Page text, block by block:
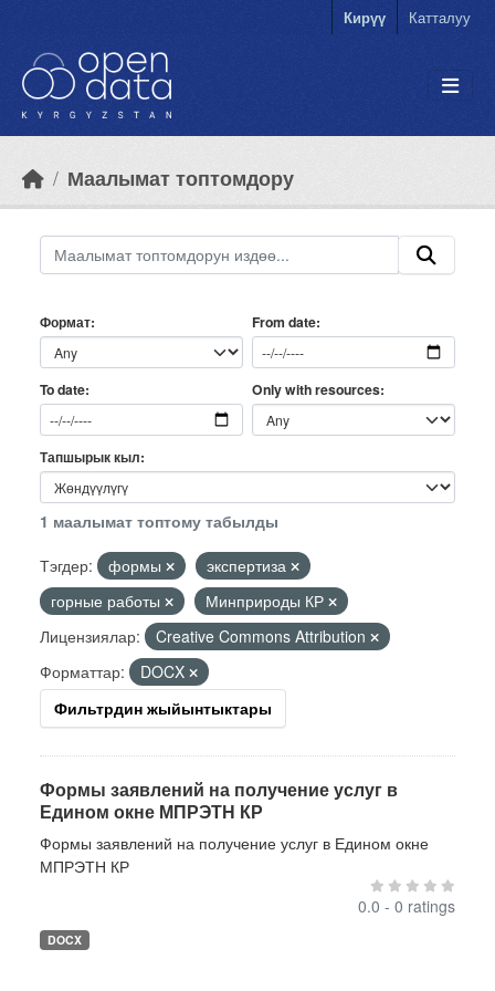
Кирүү Катталуу
Маалымат топтомдору
Формат From date
To date Only with resources
Тапшырык кыл
1 маалымат топтому табылды
Тэгдер:
формы
экспертиза
горные работы
Минприроды КР
Лицензиялар:
Creative Commons Attribution
Форматтар:
DOCX
Фильтрдин жыйынтыктары
Формы заявлений на получение услуг в
Едином окне МПРЭТН КР
Формы заявлений на получение услуг в Едином окне
МПРЭТН КР
0.0 - 0 ratings
DOCX